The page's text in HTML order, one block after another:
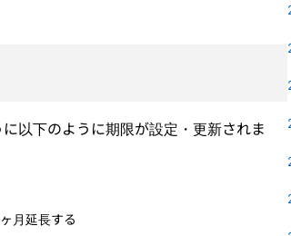
以下のように期限が設定・更新されま
月延長する